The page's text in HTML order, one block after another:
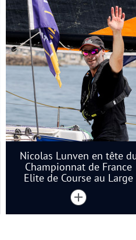
Nicolas Lunven en tête
Championnat de France
Elite de Course au Large